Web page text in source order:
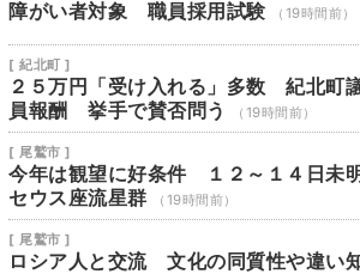
障がい者対象 職員採用試験 （19時間前）
[ 紀北町 ]
２５万円「受け入れる」多数 紀北町
員報酬 挙手で賛否問う
（19時間前）
[ 尾鷲市 ]
今年は観望に好条件 １２～１４日未
セウス座流星群
（19時間前）
[ 尾鷲市 ]
ロシア人と交流 文化の同質性や違い